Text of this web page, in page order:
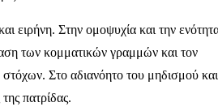
ειρήνη. Στην ομοψυχία και την
των κομματικών γραμμών και τον
Στο αδιανόητο του μηδισμού και
πατρίδας.